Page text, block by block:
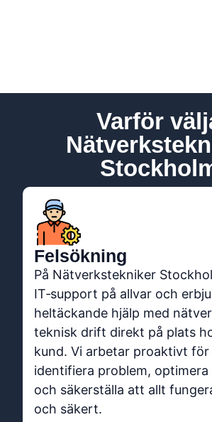
Varför
Felsökning
På Nätverkstekniker
IT‑support på allvar och
heltäckande hjälp med
teknisk drift direkt på plats
kund. Vi arbetar proaktivt
identifiera problem, optimera
och säkerställa att allt
och säkert.